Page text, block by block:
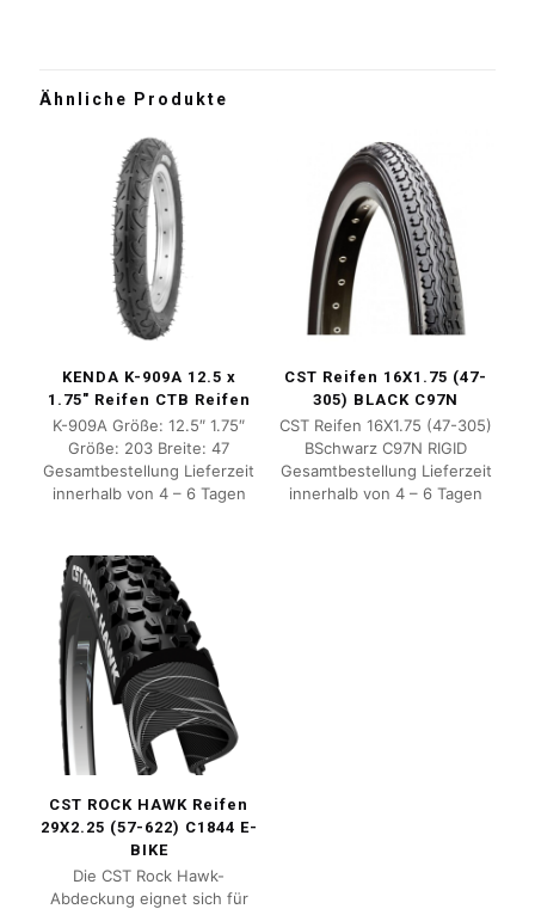
Ähnliche Produkte
KENDA K-909A 12.5 x
1.75″ Reifen CTB Reifen
K-909A Größe: 12.5″ 1.75″
Größe: 203 Breite: 47
Gesamtbestellung Lieferzeit
innerhalb von 4 – 6 Tagen
CST Reifen 16X1.75 (47-
305) BLACK C97N
CST Reifen 16X1.75 (47-305)
BSchwarz C97N RIGID
Gesamtbestellung Lieferzeit
innerhalb von 4 – 6 Tagen
CST ROCK HAWK Reifen
29X2.25 (57-622) C1844 E-
BIKE
Die CST Rock Hawk-
Abdeckung eignet sich für